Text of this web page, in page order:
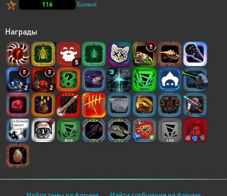
116
Боевой
Награды
5
2 2